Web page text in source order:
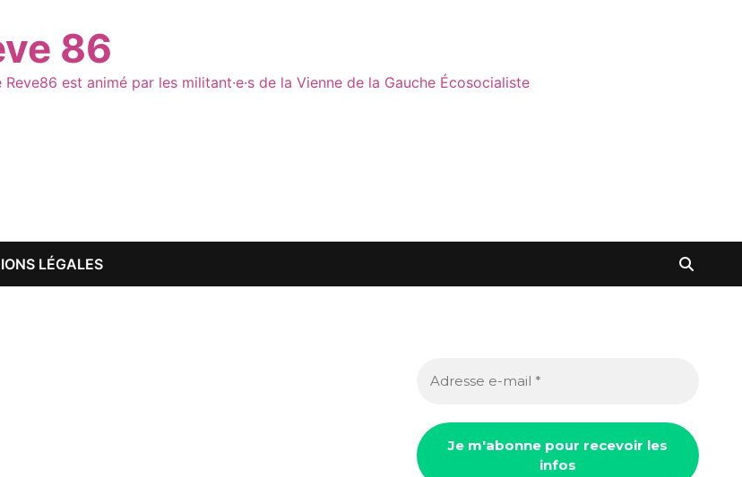
86
Reve86 est animé par les militant·e·s de la Vienne de la Gauche Écosocialiste
LÉGALES